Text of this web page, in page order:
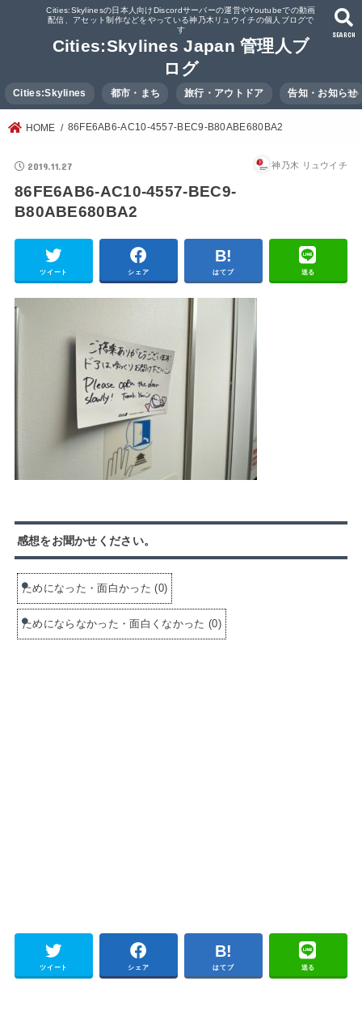
Cities:Skylinesの日本人向けDiscordサーバーの運営やYoutubeでの動画
配信、アセット制作などをやっている神乃木リュウイチの個人ブログで
す
Cities:Skylines Japan 管理人ブ
ログ
SEARCH
Cities:Skylines 都市・まち 旅行・アウトドア 告知・お知らせ
HOME 86FE6AB6-AC10-4557-BEC9-B80ABE680BA2
2019.11.27 神乃木 リュウイチ
86FE6AB6-AC10-4557-BEC9-
B80ABE680BA2
ツイート シェア はてブ 送る
感想をお聞かせください。
ためになった・面白かった (0)
ためにならなかった・面白くなかった (0)
ツイート シェア はてブ 送る